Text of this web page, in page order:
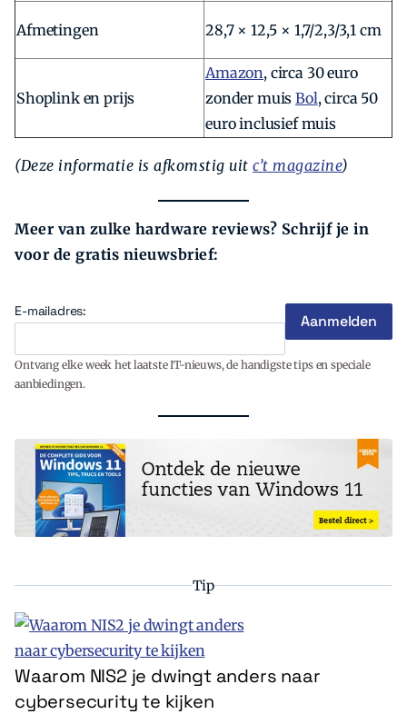
Afmetingen 28,7 × 12,5 × 1,7/2,3/3,1 cm
Shoplink en prijs
Amazon, circa 30 euro
zonder muisBol, circa 50
euro inclusief muis
(Deze informatie is afkomstig uit c’t magazine)
Meer van zulke hardware reviews? Schrijf je in
voor de gratis nieuwsbrief:
E-mailadres:
Ontvang elke week het laatste IT-nieuws, de handigste tips en speciale
aanbiedingen.
Tip
Waarom NIS2 je dwingt anders naar
cybersecurity te kijken